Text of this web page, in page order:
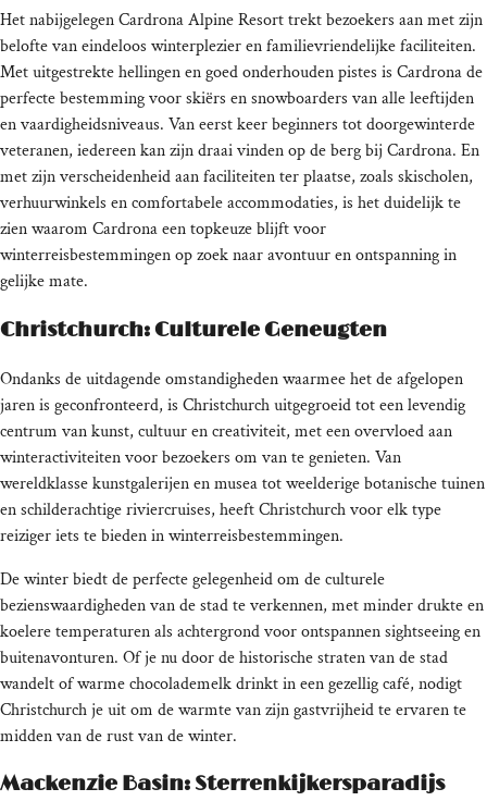
Het nabijgelegen Cardrona Alpine Resort trekt bezoekers aan met zijn
belofte van eindeloos winterplezier en familievriendelijke faciliteiten.
Met uitgestrekte hellingen en goed onderhouden pistes is Cardrona de
perfecte bestemming voor skiërs en snowboarders van alle leeftijden
en vaardigheidsniveaus. Van eerst keer beginners tot doorgewinterde
veteranen, iedereen kan zijn draai vinden op de berg bij Cardrona. En
met zijn verscheidenheid aan faciliteiten ter plaatse, zoals skischolen,
verhuurwinkels en comfortabele accommodaties, is het duidelijk te
zien waarom Cardrona een topkeuze blijft voor
winterreisbestemmingen op zoek naar avontuur en ontspanning in
gelijke mate.
Christchurch: Culturele Geneugten
Ondanks de uitdagende omstandigheden waarmee het de afgelopen
jaren is geconfronteerd, is Christchurch uitgegroeid tot een levendig
centrum van kunst, cultuur en creativiteit, met een overvloed aan
winteractiviteiten voor bezoekers om van te genieten. Van
wereldklasse kunstgalerijen en musea tot weelderige botanische tuinen
en schilderachtige riviercruises, heeft Christchurch voor elk type
reiziger iets te bieden in winterreisbestemmingen.
De winter biedt de perfecte gelegenheid om de culturele
bezienswaardigheden van de stad te verkennen, met minder drukte en
koelere temperaturen als achtergrond voor ontspannen sightseeing en
buitenavonturen. Of je nu door de historische straten van de stad
wandelt of warme chocolademelk drinkt in een gezellig café, nodigt
Christchurch je uit om de warmte van zijn gastvrijheid te ervaren te
midden van de rust van de winter.
Mackenzie Basin: Sterrenkijkersparadijs